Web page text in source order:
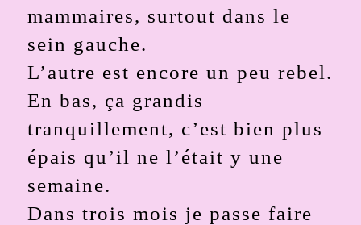
mammaires, surtout dans le
sein gauche.
L’autre est encore un peu rebel.
En bas, ça grandis
tranquillement, c’est bien plus
épais qu’il ne l’était y une
semaine.
Dans trois mois je passe faire